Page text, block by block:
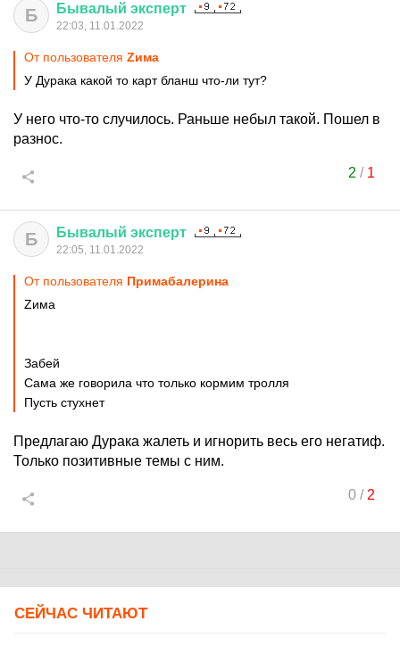
Б Бывалый эксперт
22:03, 11.01.2022
От пользователя Zима
У Дурака какой то карт бланш что-ли тут?
У него что-то случилось. Раньше небыл такой. Пошел в
разнос.
2 / 1
Б Бывалый эксперт
22:05, 11.01.2022
От пользователя Примaбaлерина
Zима
Забей
Сама же говорила что только кормим тролля
Пусть стухнет
Предлагаю Дурака жалеть и игнорить весь его негатиф.
Только позитивные темы с ним.
0/ 2
СЕЙЧАС ЧИТАЮТ